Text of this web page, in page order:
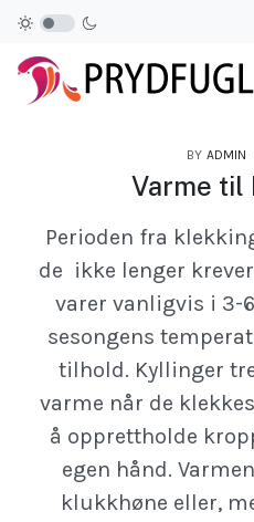
BY ADMIN
Varme
Perioden fra
de ikke lenger
varer vanligvis i 3-
sesongens
tilhold. Kyllinger
varme når de
å opprettholde
egen hånd.
klukkhøne eller,